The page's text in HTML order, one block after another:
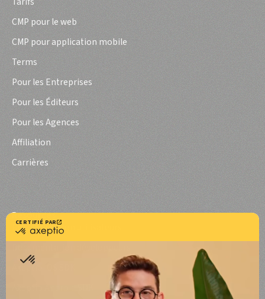
CMP pour le web
CMP pour application mobile
Terms
Pour les Entreprises
Pour les Éditeurs
Pour les Agences
Affiliation
Carrières
Resources
Documentation utilisateurs
Axeptio iOS SDK